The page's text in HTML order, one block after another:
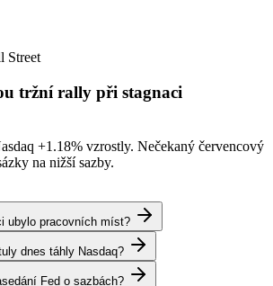
Street
tržní rally při stagnaci
+1.18% vzrostly. Nečekaný červencový
na nižší sazby.
ubylo pracovních míst?
dnes táhly Nasdaq?
Fed o sazbách?